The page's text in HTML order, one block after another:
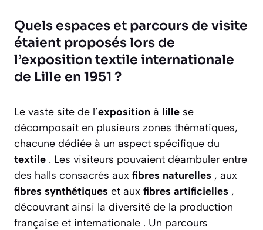
Quels espaces et parcours de visite
étaient proposés lors de
l’exposition textile internationale
de Lille en 1951 ?
Le vaste site de l’exposition à lille se
décomposait en plusieurs zones thématiques,
chacune dédiée à un aspect spécifique du
textile . Les visiteurs pouvaient déambuler entre
des halls consacrés aux fibres naturelles , aux
fibres synthétiques et aux fibres artificielles ,
découvrant ainsi la diversité de la production
française et internationale . Un parcours